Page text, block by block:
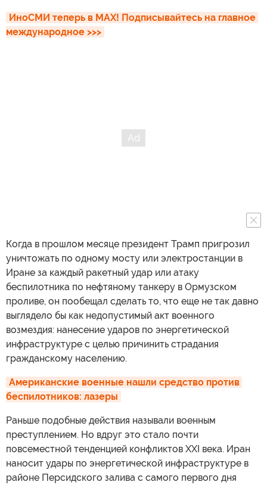
ИноСМИ теперь в MAX! Подписывайтесь на главное
международное >>>
Когда в прошлом месяце президент Трамп пригрозил
уничтожать по одному мосту или электростанции в
Иране за каждый ракетный удар или атаку
беспилотника по нефтяному танкеру в Ормузском
проливе, он пообещал сделать то, что еще не так давно
выглядело бы как недопустимый акт военного
возмездия: нанесение ударов по энергетической
инфраструктуре с целью причинить страдания
гражданскому населению.
Американские военные нашли средство против
беспилотников: лазеры
Раньше подобные действия называли военным
преступлением. Но вдруг это стало почти
повсеместной тенденцией конфликтов XXI века. Иран
наносит удары по энергетической инфраструктуре в
районе Персидского залива с самого первого дня